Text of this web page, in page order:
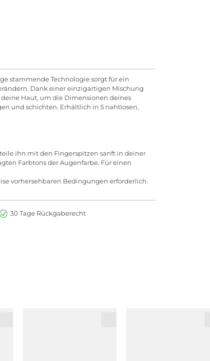
stammende Technologie sorgt für ein
Dank einer einzigartigen Mischung
Haut, um die Dimensionen deines
und schichten. Erhältlich in 5 nahtlosen,
ihn mit den Fingerspitzen sanft in deiner
Farbtons der Augenfarbe. Für einen
vorhersehbaren Bedingungen erforderlich.
30 Tage Rückgaberecht